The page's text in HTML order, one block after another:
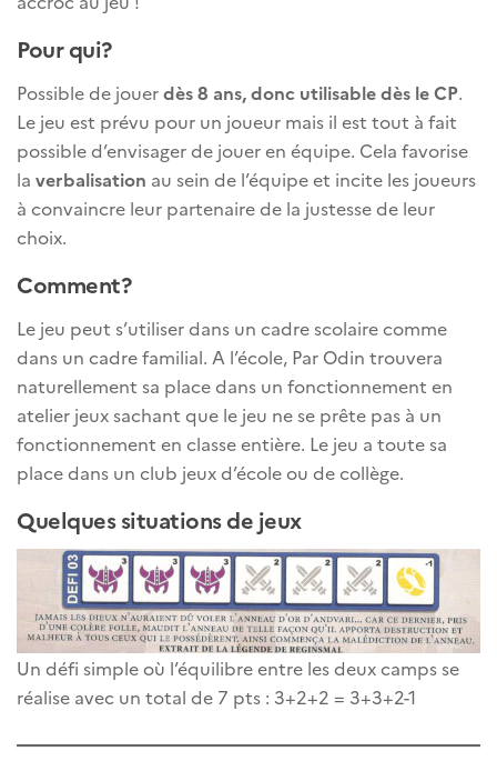
Pour qui?
Possible de jouerdès 8 ans, donc utilisable dès le CP.
Le jeu est prévu pour un joueur mais il est tout à fait
possible d’envisager de jouer en équipe. Cela favorise
la verbalisation au sein de l’équipe et incite les joueurs
à convaincre leur partenaire de la justesse de leur
choix.
Comment?
Le jeu peut s’utiliser dans un cadre scolaire comme
dans un cadre familial. A l’école, Par Odin trouvera
naturellement sa place dans un fonctionnement en
atelier jeux sachant que le jeu ne se prête pas à un
fonctionnement en classe entière. Le jeu a toute sa
place dans un club jeux d’école ou de collège.
Quelques situations de jeux
Un défi simple où l’équilibre entre les deux camps se
réalise avec un total de 7 pts : 3+2+2 = 3+3+2-1